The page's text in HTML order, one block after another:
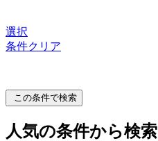
選択
条件クリア
この条件で検索
人気の条件から検索